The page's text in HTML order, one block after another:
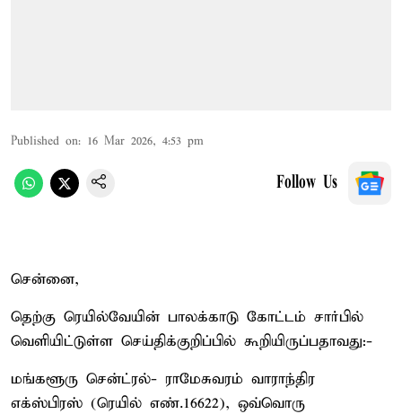
Published on: 16 Mar 2026, 4:53 pm
Follow Us
சென்னை,
தெற்கு ரெயில்வேயின் பாலக்காடு கோட்டம் சார்பில்
வெளியிட்டுள்ள செய்திக்குறிப்பில் கூறியிருப்பதாவது:-
மங்களூரு சென்ட்ரல்- ராமேசுவரம் வாராந்திர
எக்ஸ்பிரஸ் (ரெயில் எண்.16622), ஒவ்வொரு